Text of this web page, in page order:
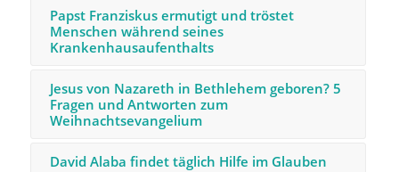
Papst Franziskus ermutigt und tröstet
Menschen während seines
Krankenhausaufenthalts
Jesus von Nazareth in Bethlehem geboren? 5
Fragen und Antworten zum
Weihnachtsevangelium
David Alaba findet täglich Hilfe im Glauben